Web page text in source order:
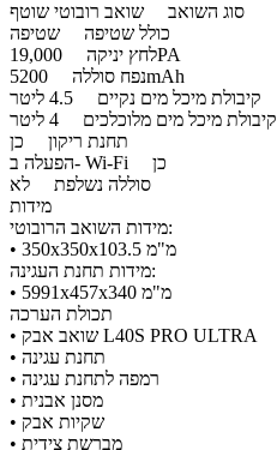
סוג השואב שואב רובוטי שוטף
כולל שטיפה שטיפה
לחץ יניקה19,000PA
נפח סוללה5200mAh
קיבולת מיכל מים נקיים
קיבולת מיכל מים מלוכלכים
תחנת ריקון כן
הפעלה ב- Wi-Fi
כן
סוללה נשלפת לא
מידות
מידות השואב הרובוטי:
​• 350x350x103.5 מ"מ
מידות תחנת העגינה:
​• 5991x457x340 מ"מ
תכולת הערכה
​• שואב אבק L40S PRO ULTRA
​• תחנת עגינה
​• רמפה לתחנת עגינה
​• מסנן אבנית
​• שקיות אבק
• מברשת צידית